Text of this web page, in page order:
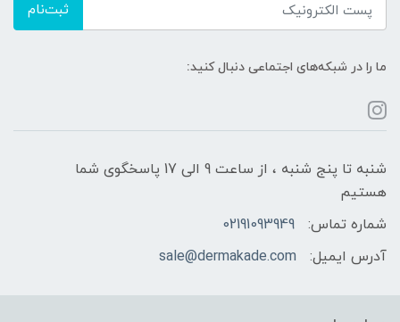
ثبت‌نام
ما را در شبکه‌های اجتماعی دنبال کنید:
شنبه تا پنج شنبه ، از ساعت 9 الی 17 پاسخگوی شما
هستیم
شماره تماس:
02191093949
آدرس ایمیل:
sale@dermakade.com